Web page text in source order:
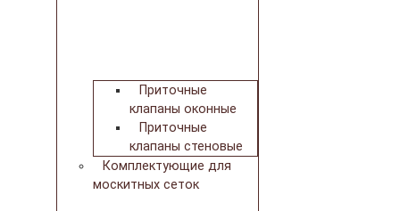
Приточные
клапаны оконные
Приточные
клапаны стеновые
Комплектующие для
москитных сеток